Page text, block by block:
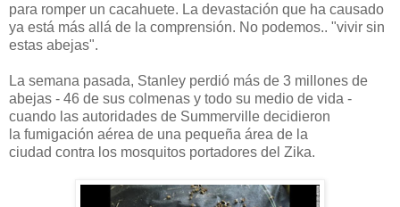
para romper un cacahuete. La devastación que ha causado
ya está más allá de la comprensión. No podemos.. "vivir sin
estas abejas".
La semana pasada, Stanley perdió más de 3 millones de
abejas - 46 de sus colmenas y todo su medio de vida -
cuando las autoridades de Summerville decidieron
la fumigación aérea de una pequeña área de la
ciudad contra los mosquitos portadores del Zika.